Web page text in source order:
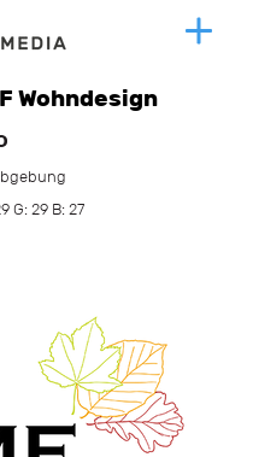
Wohndesign
G: 29 B: 27